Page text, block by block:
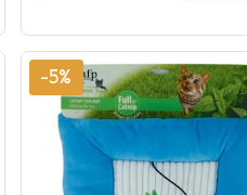
-5%